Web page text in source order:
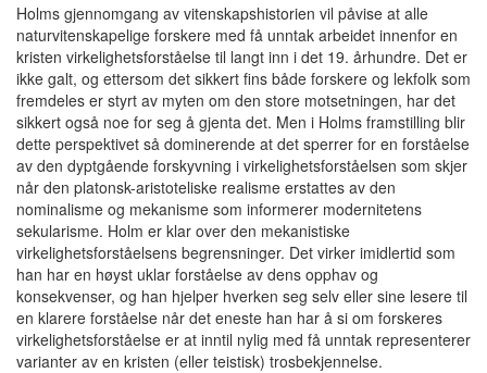
Holms gjennomgang av vitenskapshistorien vil påvise at alle
naturvitenskapelige forskere med få unntak arbeidet innenfor en
kristen virkelighetsforståelse til langt inn i det 19. århundre. Det er
ikke galt, og ettersom det sikkert fins både forskere og lekfolk som
fremdeles er styrt av myten om den store motsetningen, har det
sikkert også noe for seg å gjenta det. Men i Holms framstilling blir
dette perspektivet så dominerende at det sperrer for en forståelse
av den dyptgående forskyvning i virkelighetsforståelsen som skjer
når den platonsk-aristoteliske realisme erstattes av den
nominalisme og mekanisme som informerer modernitetens
sekularisme. Holm er klar over den mekanistiske
virkelighetsforståelsens begrensninger. Det virker imidlertid som
han har en høyst uklar forståelse av dens opphav og
konsekvenser, og han hjelper hverken seg selv eller sine lesere til
en klarere forståelse når det eneste han har å si om forskeres
virkelighetsforståelse er at inntil nylig med få unntak representerer
varianter av en kristen (eller teistisk) trosbekjennelse.